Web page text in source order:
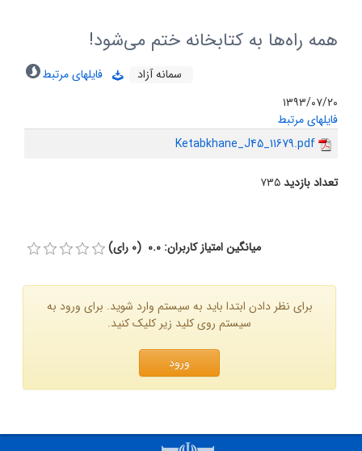
همه راه‌ها به کتابخانه ختم می‌شود!
سمانه آزاد
فایلهای مرتبط
۱۳۹۳/۰۷/۲۰
فایلهای مرتبط
Ketabkhane_J45_11679.pdf
تعداد بازدید۷۳۵
میانگین امتیاز کاربران: 0.0 (0 رای)
برای نظر دادن ابتدا باید به سیستم وارد شوید. برای ورود به
سیستم روی کلید زیر کلیک کنید.
ورود